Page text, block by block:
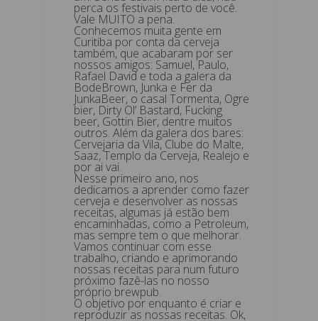
perca os festivais perto de você.
Vale MUITO a pena.
Conhecemos muita gente em
Curitiba por conta da cerveja
também, que acabaram por ser
nossos amigos: Samuel, Paulo,
Rafael David e toda a galera da
BodeBrown, Junka e Fer da
JunkaBeer, o casal Tormenta, Ogre
bier, Dirty Ol’ Bastard, Fucking
beer, Gottin Bier, dentre muitos
outros. Além da galera dos bares:
Cervejaria da Vila, Clube do Malte,
Saaz, Templo da Cerveja, Realejo e
por ai vai.
Nesse primeiro ano, nos
dedicamos a aprender como fazer
cerveja e desenvolver as nossas
receitas, algumas já estão bem
encaminhadas, como a Petroleum,
mas sempre tem o que melhorar.
Vamos continuar com esse
trabalho, criando e aprimorando
nossas receitas para num futuro
próximo fazê-las no nosso
próprio brewpub.
O objetivo por enquanto é criar e
reproduzir as nossas receitas. Ok,